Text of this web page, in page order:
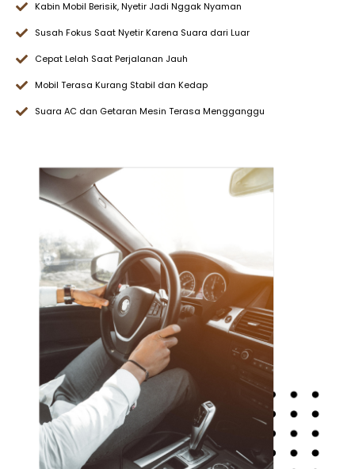
Kabin Mobil Berisik, Nyetir Jadi Nggak Nyaman
Susah Fokus Saat Nyetir Karena Suara dari Luar
Cepat Lelah Saat Perjalanan Jauh
Mobil Terasa Kurang Stabil dan Kedap
Suara AC dan Getaran Mesin Terasa Mengganggu